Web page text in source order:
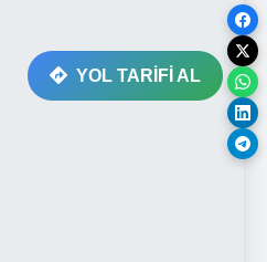
YOL TARİFİ AL